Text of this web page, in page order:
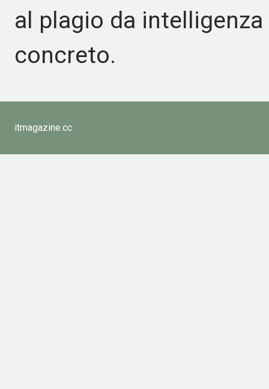
al plagio da
concreto.
itmagazine.cc